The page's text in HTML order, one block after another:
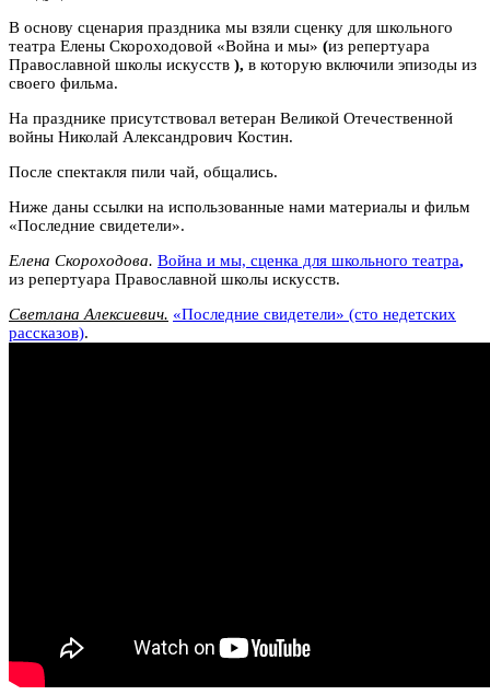
В основу сценария праздника мы взяли сценку для школьного
театра Елены Скороходовой «Война и мы» (из репертуара
Православной школы искусств ), в которую включили эпизоды из
своего фильма.
На празднике присутствовал ветеран Великой Отечественной
войны Николай Александрович Костин.
После спектакля пили чай, общались.
Ниже даны ссылки на использованные нами материалы и фильм
«Последние свидетели».
Елена Скороходова. Война и мы, сценка для школьного театра,
из репертуара Православной школы искусств.
Светлана Алексиевич. «Последние свидетели» (сто недетских
рассказов).